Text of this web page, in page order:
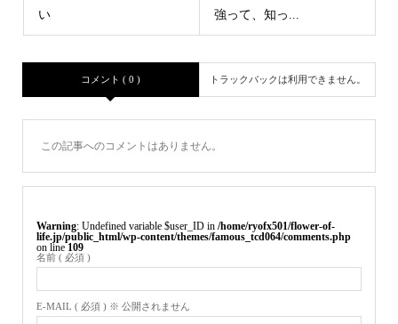
い
強って、知っ...
コメント ( 0 ) トラックバックは利用できません。
この記事へのコメントはありません。
Warning : Undefined variable $user_ID in /home/ryofx501/flower-of-
life.jp/public_html/wp-content/themes/famous_tcd064/comments.php
on line 109
名前 ( 必須 )
E-MAIL ( 必須 ) ※ 公開されません